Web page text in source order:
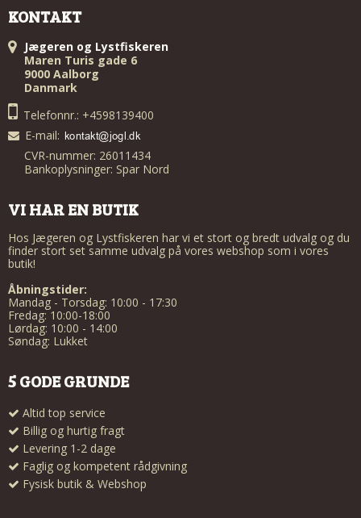
KONTAKT
Jægeren og Lystfiskeren
Maren Turis gade 6
9000 Aalborg
Danmark
Telefonnr.: +4598139400
E-mail:
CVR-nummer: 26011434
Bankoplysninger: Spar Nord
VI HAR EN BUTIK
Hos Jægeren og Lystfiskeren har vi et stort og bredt udvalg og du
finder stort set samme udvalg på vores webshop som i vores
butik!
Åbningstider:
Mandag - Torsdag: 10:00 - 17:30
Fredag: 10:00-18:00
Lørdag: 10:00 - 14:00
Søndag: Lukket
5 GODE GRUNDE
Altid top service
Billig og hurtig fragt
Levering 1-2 dage
Faglig og kompetent rådgivning
Fysisk butik & Webshop